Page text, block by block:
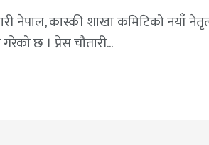
नेपाल, कास्की शाखा कमिटिको नयाँ
छ । प्रेस चौतारी...